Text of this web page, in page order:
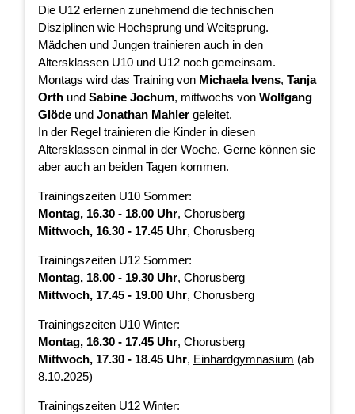
Die U12 erlernen zunehmend die technischen
Disziplinen wie Hochsprung und Weitsprung.
Mädchen und Jungen trainieren auch in den
Altersklassen U10 und U12 noch gemeinsam.
Montags wird das Training von Michaela Ivens, Tanja
Orth und Sabine Jochum, mittwochs von Wolfgang
Glöde und Jonathan Mahler geleitet.
In der Regel trainieren die Kinder in diesen
Altersklassen einmal in der Woche. Gerne können sie
aber auch an beiden Tagen kommen.
Trainingszeiten U10 Sommer:
Montag, 16.30 - 18.00 Uhr, Chorusberg
Mittwoch, 16.30 - 17.45 Uhr, Chorusberg
Trainingszeiten U12 Sommer:
Montag, 18.00 - 19.30 Uhr, Chorusberg
Mittwoch, 17.45 - 19.00 Uhr, Chorusberg
Trainingszeiten U10 Winter:
Montag, 16.30 - 17.45 Uhr, Chorusberg
Mittwoch, 17.30 - 18.45 Uhr, Einhardgymnasium (ab
8.10.2025)
Trainingszeiten U12 Winter: